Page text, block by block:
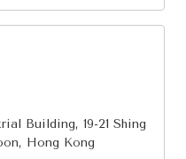
Building, 19-21 Shing
Hong Kong